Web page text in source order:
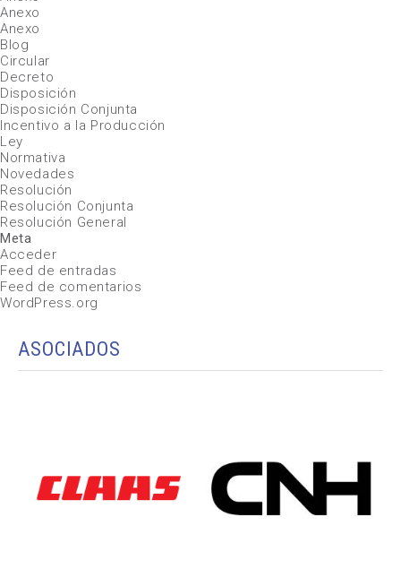
Anexo
Anexo
Blog
Circular
Decreto
Disposición
Disposición Conjunta
Incentivo a la Producción
Ley
Normativa
Novedades
Resolución
Resolución Conjunta
Resolución General
Meta
Acceder
Feed de entradas
Feed de comentarios
WordPress.org
ASOCIADOS